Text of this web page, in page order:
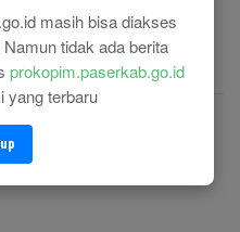
masih bisa diakses
tidak ada berita
prokopim.paserkab.go.id
yang terbaru
Instagram